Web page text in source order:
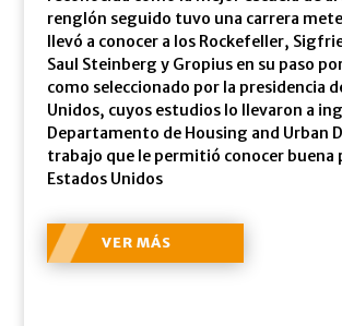
renglón seguido tuvo una carrera
llevó a conocer a los Rockefeller,
Saul Steinberg y Gropius en su paso
como seleccionado por la presidencia
Unidos, cuyos estudios lo llevaron a
Departamento de Housing and Urban
trabajo que le permitió conocer buena
Estados Unidos
VER MÁS